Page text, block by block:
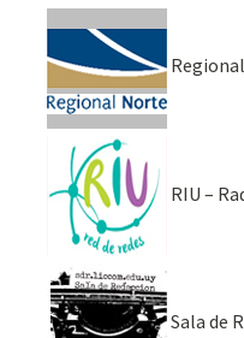
RIU –
Sala de